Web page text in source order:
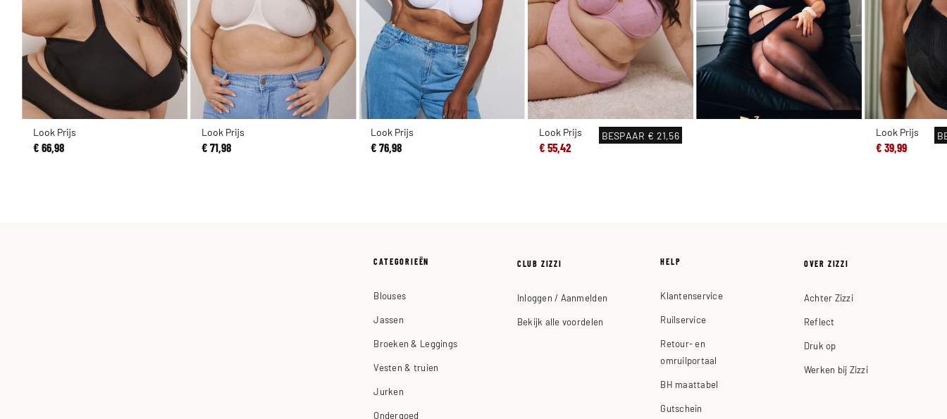
Look Prijs
€ 66,98
Look Prijs
€ 71,98
Look Prijs
€ 76,98
Look Prijs
€ 55,42
BESPAAR € 21,56 Look Prijs
€ 39,99
CATEGORIEËN
Blouses
Jassen
Broeken & Leggings
Vesten & truien
Jurken
Ondergoed
CLUB ZIZZI
Inloggen / Aanmelden
Bekijk alle voordelen
HELP
Klantenservice
Ruilservice
Retour- en
omruilportaal
BH maattabel
Gutschein
OVER ZIZZI
Achter Zizzi
Reflect
Druk op
Werken bij Zizzi